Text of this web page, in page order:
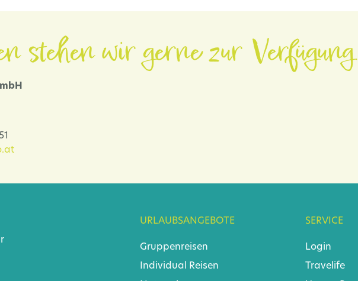
stehen wir gerne zur Verfügung.
URLAUBSANGEBOTE
Gruppenreisen
Individual Reisen
SERVICE
Login
Travelife